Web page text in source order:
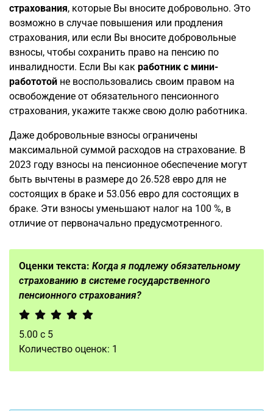
страхования, которые Вы вносите добровольно. Это
возможно в случае повышения или продления
страхования, или если Вы вносите добровольные
взносы, чтобы сохранить право на пенсию по
инвалидности. Если Вы как работник с мини-
работотой не воспользовались своим правом на
освобождение от обязательного пенсионного
страхования, укажите также свою долю работника.
Даже добровольные взносы ограничены
максимальной суммой расходов на страхование. В
2023 году взносы на пенсионное обеспечение могут
быть вычтены в размере до 26.528 евро для не
состоящих в браке и 53.056 евро для состоящих в
браке. Эти взносы уменьшают налог на 100 %, в
отличие от первоначально предусмотренного.
Оценки текста: Когда я подлежу обязательному
страхованию в системе государственного
пенсионного страхования?
5.00 с 5
Количество оценок: 1